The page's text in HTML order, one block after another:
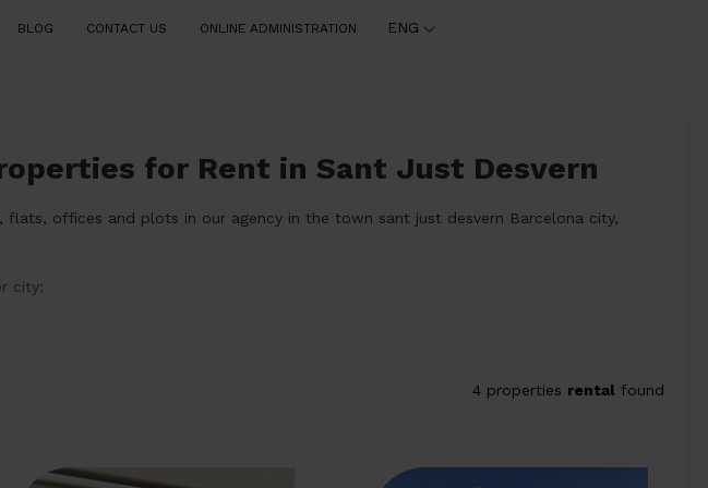
BLOG CONTACT US ONLINE ADMINISTRATION ENG
for Rent in Sant Just Desvern
offices and plots in our agency in the town sant just desvern Barcelona city,
city:
4 properties rental found